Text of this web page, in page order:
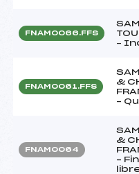
FNAM0066.FFS
–
FNAM0061.FFS
&
–
FNAM0064
&
–